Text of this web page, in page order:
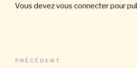
Vous devezvous connecterpour
Navigation
Article
PRÉCÉDENT